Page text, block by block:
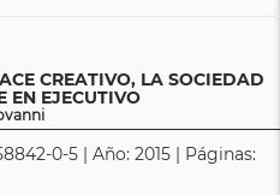
CREATIVO, LA SOCIEDAD
EN EJECUTIVO
0-5 | Año: 2015 | Páginas: